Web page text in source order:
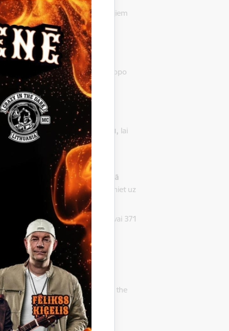
iespējām Ukrainas civiliedzīvotājiem
informatīvais tālrunis -
.
ej.uz/Ukrainai(informāciju apkopo
uzņemt
palīdzēt bēgļiem).
lūdzu, aizpildiet anketu, lai
neatliekamā medicīniskā
amatpersonu vai zvaniet uz
telefona nr. 371 67913569 vai 371
въезд и пребывание в
informācija latviski, ukrainiski un
I’m leaving Ukraine due to the
uz Latviju.https://ej.uz/